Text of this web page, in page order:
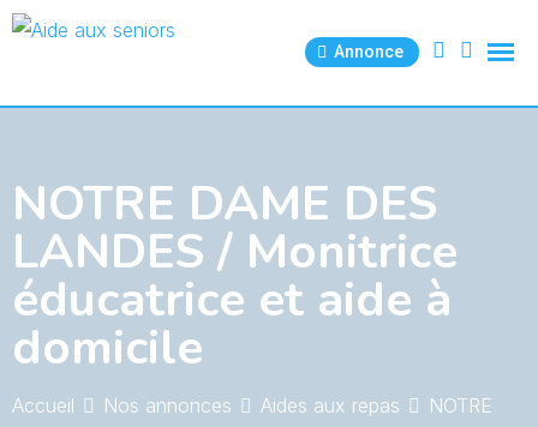
Skip
Annonce
NOTRE DAME DES
LANDES / Monitrice
éducatrice et aide à
domicile
Accueil Nos annonces Aides aux repas
NOTRE